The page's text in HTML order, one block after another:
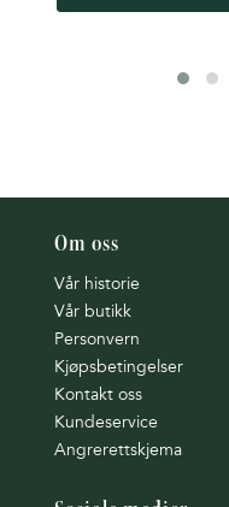
Om oss
Vår historie
Vår butikk
Personvern
Kjøpsbetingelser
Kontakt oss
Kundeservice
Angrerettskjema